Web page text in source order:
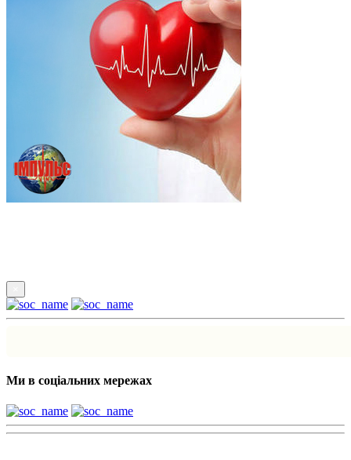
Ми в соціальних мережах